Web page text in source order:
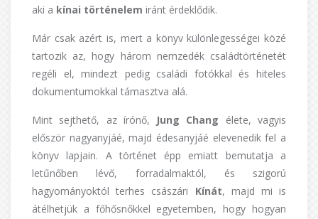
aki a kínai történelem iránt érdeklődik.
Már csak azért is, mert a könyv különlegességei közé
tartozik az, hogy három nemzedék családtörténetét
regéli el, mindezt pedig családi fotókkal és hiteles
dokumentumokkal támasztva alá.
Mint sejthető, az írónő, Jung Chang élete, vagyis
először nagyanyjáé, majd édesanyjáé elevenedik fel a
könyv lapjain. A történet épp emiatt bemutatja a
letűnőben lévő, forradalmaktól, és szigorú
hagyományoktól terhes császári Kínát, majd mi is
átélhetjük a főhősnőkkel egyetemben, hogy hogyan